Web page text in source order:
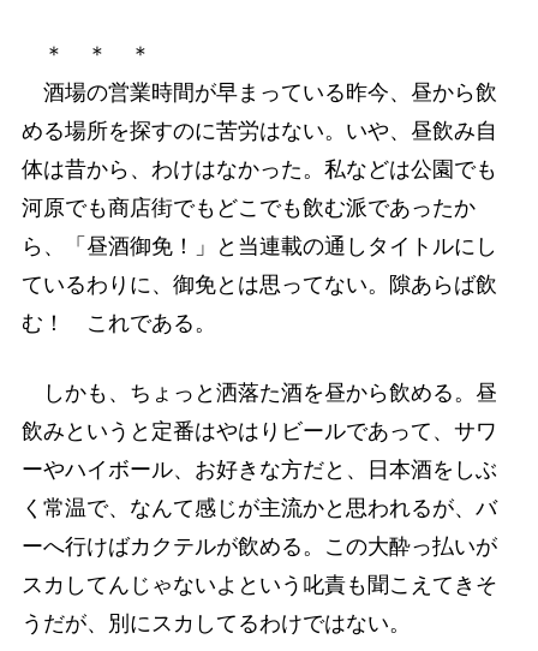
＊ ＊ ＊
酒場の営業時間が早まっている昨今、昼から飲
める場所を探すのに苦労はない。いや、昼飲み自
体は昔から、わけはなかった。私などは公園でも
河原でも商店街でもどこでも飲む派であったか
ら、「昼酒御免！」と当連載の通しタイトルにし
ているわりに、御免とは思ってない。隙あらば飲
む！ これである。
しかも、ちょっと洒落た酒を昼から飲める。昼
飲みというと定番はやはりビールであって、サワ
ーやハイボール、お好きな方だと、日本酒をしぶ
く常温で、なんて感じが主流かと思われるが、バ
ーへ行けばカクテルが飲める。この大酔っ払いが
スカしてんじゃないよという叱責も聞こえてきそ
うだが、別にスカしてるわけではない。